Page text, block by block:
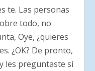
te. Las personas
todo, no
Oye, ¿quieres
¿OK? De pronto,
les preguntaste si